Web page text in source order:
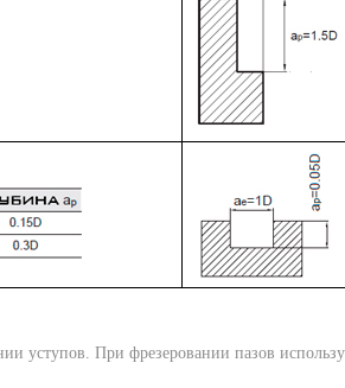
уступов. При фрезеровании пазов